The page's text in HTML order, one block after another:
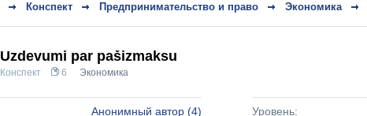
Конспект Предпринимательство и право Экономика
Uzdevumi par pašizmaksu
Конспект 6 Экономика
Анонимный автор (4) Уровень: